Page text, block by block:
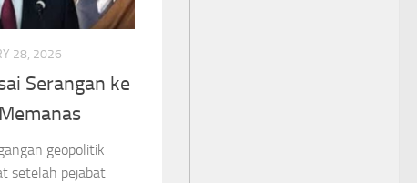
28, 2026
Serangan ke
geopolitik
setelah pejabat